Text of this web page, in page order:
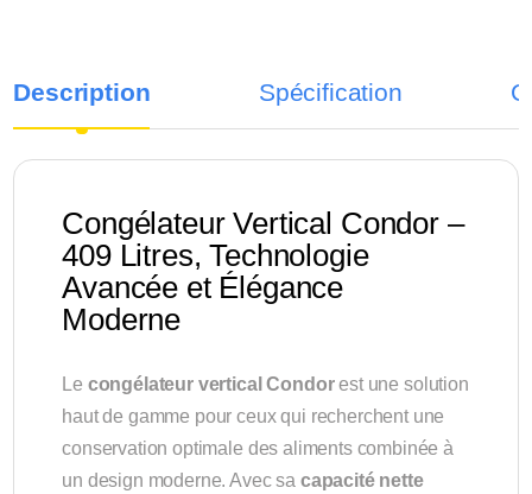
Description Spécification
Congélateur Vertical Condor –
409 Litres, Technologie
Avancée et Élégance
Moderne
Le congélateur vertical Condorest une solution
haut de gamme pour ceux qui recherchent une
conservation optimale des aliments combinée à
un design moderne. Avec sa capacité nette